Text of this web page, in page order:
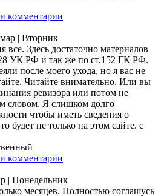
комментарии
| Вторник
все. Здесь достаточно материалов
УК РФ и так же по ст.152 ГК РФ.
после моего ухода, но я вас не
Читайте внимательно. Или вы
ревизора или потом не
словом. Я слишком долго
чтобы иметь сведения о
будет не только на этом сайте. с
комментарии
| Понедельник
месяцев. Полностью соглашусь